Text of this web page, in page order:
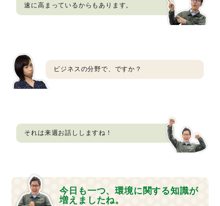
速に高まっているからもあります。
ビジネスの分野で、ですか？
それは来週お話ししますね！
今日も一つ、環境に関する知識が
増えましたね。